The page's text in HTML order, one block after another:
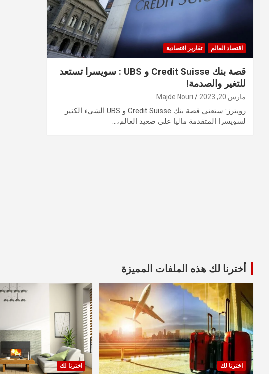
اقتصاد العالم تقارير اقتصادية
قصة بنك Credit Suisse و UBS : سويسرا تستعد
للتغير والصدمة!
مارس 20, 2023 Majde Nouri
رويترز: ستعني قصة بنك Credit Suisse و UBS الشيء الكثير
لسويسرا المتقدمة ماليا على صعيد العالم،…
أخترنا لك هذه الملفات المميزة
اخترنا لك اخترنا لك